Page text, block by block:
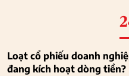
Loạt cổ phiếu doanh
đang kích hoạt dòng tiền?